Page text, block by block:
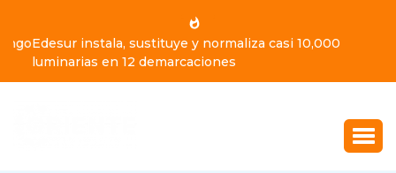
Edesur instala, sustituye y normaliza casi 10,000
luminarias en 12 demarcaciones